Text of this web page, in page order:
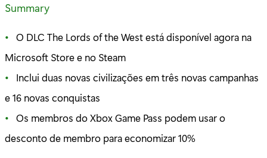
Summary
O DLC The Lords of the West está disponível agora na
Microsoft Store e no Steam
Inclui duas novas civilizações em três novas campanhas
e 16 novas conquistas
Os membros do Xbox Game Pass podem usar o
desconto de membro para economizar 10%